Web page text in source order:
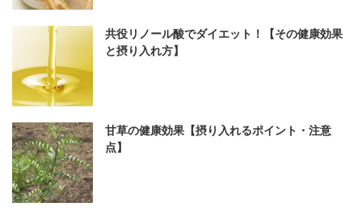
共役リノール酸でダイエット！【その健康効果
と摂り入れ方】
甘草の健康効果【摂り入れるポイント・注意
点】